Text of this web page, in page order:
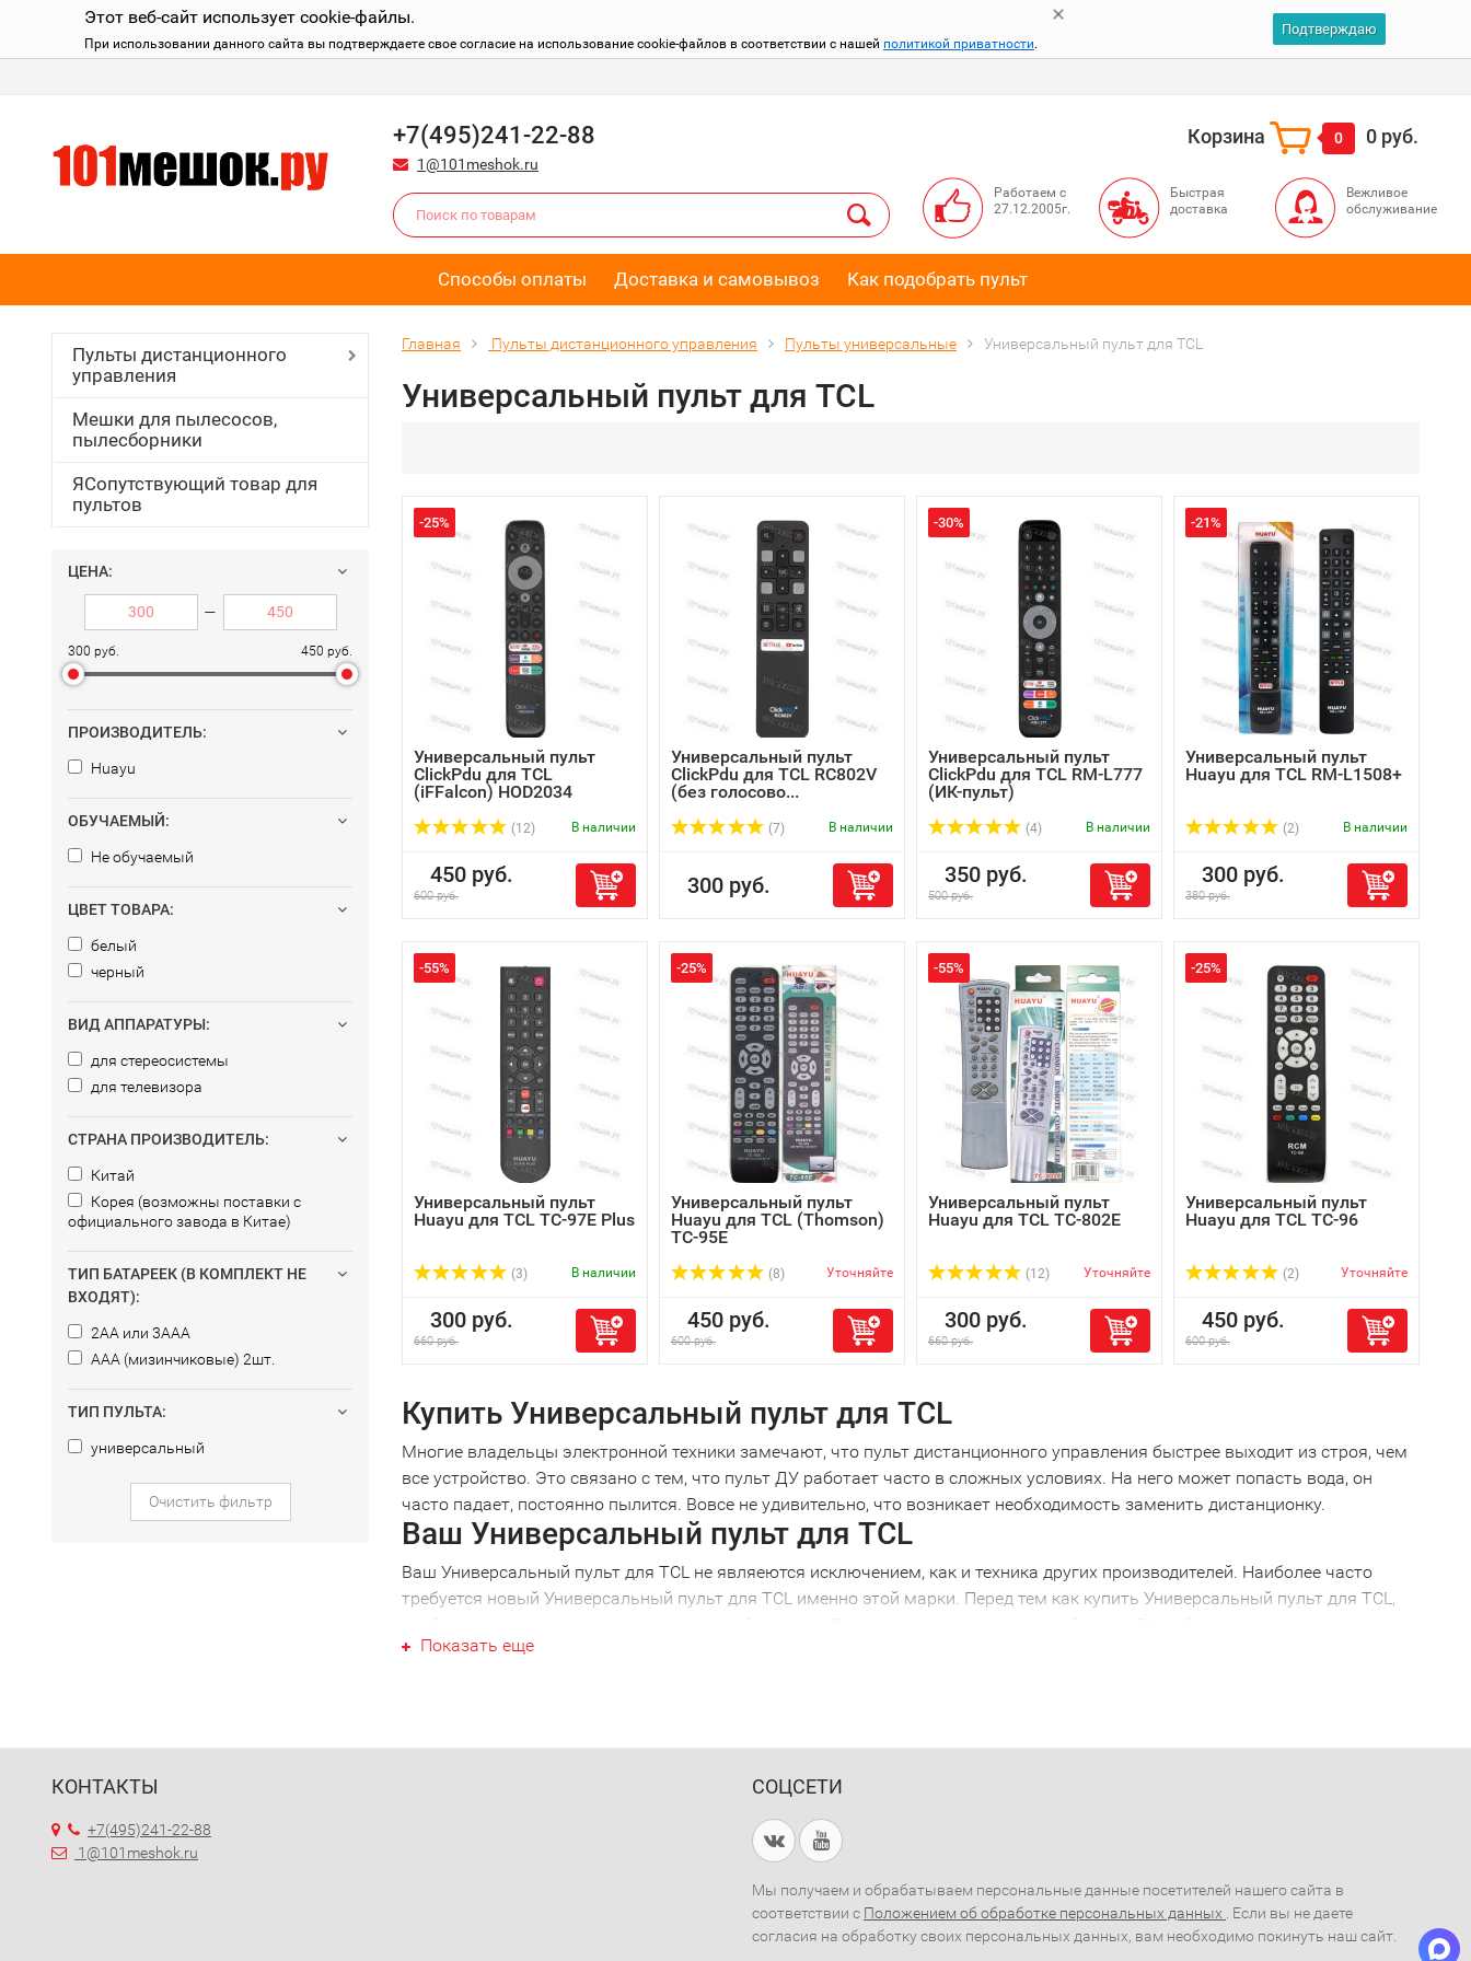
Этот веб-сайт использует cookie-файлы.
При использовании данного сайта вы подтверждаете свое согласие на использование cookie-файлов в соответствии с нашей политикой приватности.
Подтверждаю
+7(495)241-22-88
1@101meshok.ru
Корзина 0 0 руб.
Работаем с
27.12.2005г.
Быстрая
доставка
Вежливое
обслуживание
Способы оплаты Доставка и самовывоз Как подобрать пульт
Пульты дистанционного
управления
Мешки для пылесосов,
пылесборники
ЯСопутствующий товар для
пультов
ЦЕНА:
—
300 руб. 450 руб.
ПРОИЗВОДИТЕЛЬ:
Huayu
ОБУЧАЕМЫЙ:
Не обучаемый
ЦВЕТ ТОВАРА:
белый
черный
ВИД АППАРАТУРЫ:
для стереосистемы
для телевизора
СТРАНА ПРОИЗВОДИТЕЛЬ:
Китай
Корея (возможны поставки с
официального завода в Китае)
ТИП БАТАРЕЕК (В КОМПЛЕКТ НЕ
ВХОДЯТ):
2AA или 3AAA
AAA (мизинчиковые) 2шт.
ТИП ПУЛЬТА:
универсальный
Очистить фильтр
Главная Пульты дистанционного управления Пульты универсальные Универсальный пульт для TCL
Универсальный пульт для TCL
-25%
Универсальный пульт
ClickPdu для TCL
(iFFalcon) HOD2034
(12) В наличии
450 руб.
600 руб.
Универсальный пульт
ClickPdu для TCL RC802V
(без голосово...
(7) В наличии
300 руб.
-30%
Универсальный пульт
ClickPdu для TCL RM-L777
(ИК-пульт)
(4) В наличии
350 руб.
500 руб.
-21%
Универсальный пульт
Huayu для TCL RM-L1508+
(2) В наличии
300 руб.
380 руб.
-55%
Универсальный пульт
Huayu для TCL TC-97E Plus
(3) В наличии
300 руб.
660 руб.
-25%
Универсальный пульт
Huayu для TCL (Thomson)
TC-95E
(8) Уточняйте
450 руб.
600 руб.
-55%
Универсальный пульт
Huayu для TCL TC-802E
(12) Уточняйте
300 руб.
660 руб.
-25%
Универсальный пульт
Huayu для TCL TC-96
(2) Уточняйте
450 руб.
600 руб.
Купить Универсальный пульт для TCL
Многие владельцы электронной техники замечают, что пульт дистанционного управления быстрее выходит из строя, чем
все устройство. Это связано с тем, что пульт ДУ работает часто в сложных условиях. На него может попасть вода, он
часто падает, постоянно пылится. Вовсе не удивительно, что возникает необходимость заменить дистанционку.
Ваш Универсальный пульт для TCL
Ваш Универсальный пульт для TCL не являеются исключением, как и техника других производителей. Наиболее часто
требуется новый Универсальный пульт для TCL именно этой марки. Перед тем как купить Универсальный пульт для TCL,
определенной моделью. Ошибившись в выборе, вы получите просто красивое устройство, которое не будет работать с
Универсальный Универсальный пульт для TCL
При наличии нескольких видов техники удобно использовать универсальный Универсальный пульт для TCL. С его
помощью можно избавиться от необходимости выбирать нужный пульт, все управление сосредоточено в одном месте.
Вам больше не потребуется искать потерянный пульт, достаточно одного устройства.
Выбрать и купить Универсальный пульт для TCL
Обратившись в наш магазин, вы сможете получить квалифицированную помощь и купить пульт дистанционного
Показать еще
КОНТАКТЫ
+7(495)241-22-88
1@101meshok.ru
СОЦСЕТИ
Мы получаем и обрабатываем персональные данные посетителей нашего сайта в
соответствии с Положением об обработке персональных данных
. Если вы не даете
согласия на обработку своих персональных данных, вам необходимо покинуть наш сайт.